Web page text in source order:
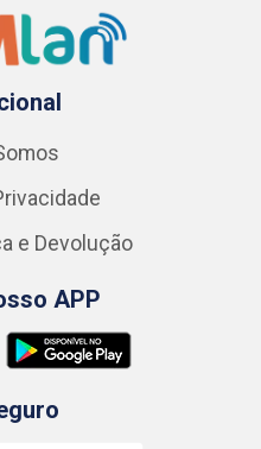
e Devolução
APP